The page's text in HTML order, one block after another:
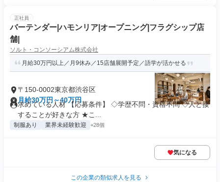
正社員
バーテンダー|ハモンリア|オープニング|フラグシップ店
舗|
ソルト・コンソーシアム株式会社
月給30万円以上／月9休み／15店舗展開予定／語学が活かせる
〒150-0002東京都渋谷区
月給30万円～40万円
求めている人材 【応募条件】 ◇学歴不問・資格不問 ◇人と接
することが好きな方 ★こ...
制服あり 業界未経験歓迎 +28個
気になる
この企業の類似求人を見る